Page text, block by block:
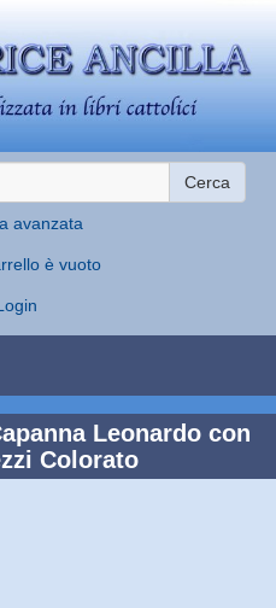
Cerca
avanzata
è vuoto
Leonardo con
Colorato